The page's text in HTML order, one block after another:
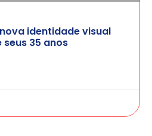
identidade visual
35 anos